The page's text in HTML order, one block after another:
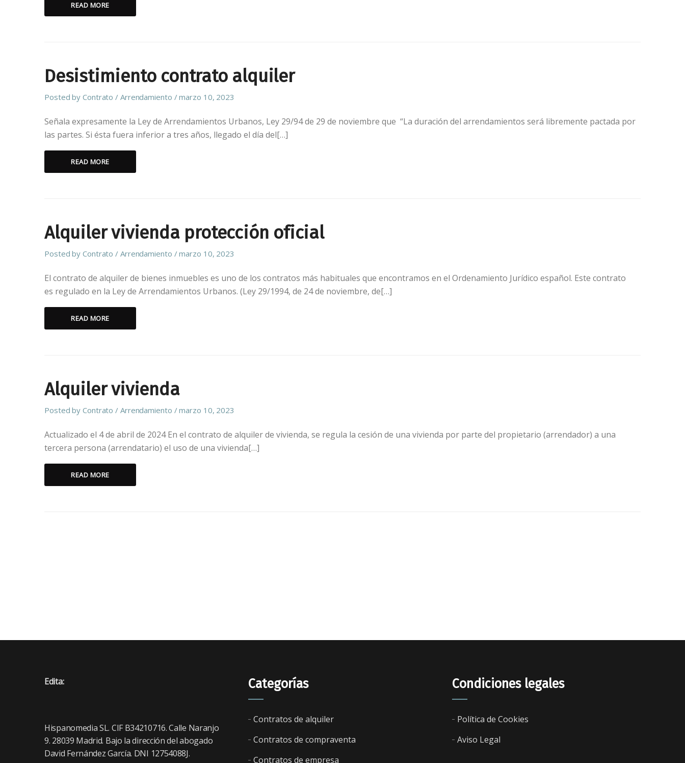
READ MORE
Desistimiento contrato alquiler
Posted byContrato Arrendamiento marzo 10, 2023
Señala expresamente la Ley de Arrendamientos Urbanos, Ley 29/94 de 29 de noviembre que “La duración del arrendamientos será libremente pactada por
las partes. Si ésta fuera inferior a tres años, llegado el día del[…]
READ MORE
Alquiler vivienda protección oficial
Posted byContrato Arrendamiento marzo 10, 2023
El contrato de alquiler de bienes inmuebles es uno de los contratos más habituales que encontramos en el Ordenamiento Jurídico español. Este contrato
es regulado en la Ley de Arrendamientos Urbanos. (Ley 29/1994, de 24 de noviembre, de[…]
READ MORE
Alquiler vivienda
Posted byContrato Arrendamiento marzo 10, 2023
Actualizado el 4 de abril de 2024 En el contrato de alquiler de vivienda, se regula la cesión de una vivienda por parte del propietario (arrendador) a una
tercera persona (arrendatario) el uso de una vivienda[…]
READ MORE
Edita:
Hispanomedia SL. CIF B34210716. Calle Naranjo
9. 28039 Madrid. Bajo la dirección del abogado
David Fernández García. DNI 12754088J.
Categorías
Contratos de alquiler
Contratos de compraventa
Contratos de empresa
Condiciones legales
Política de Cookies
Aviso Legal